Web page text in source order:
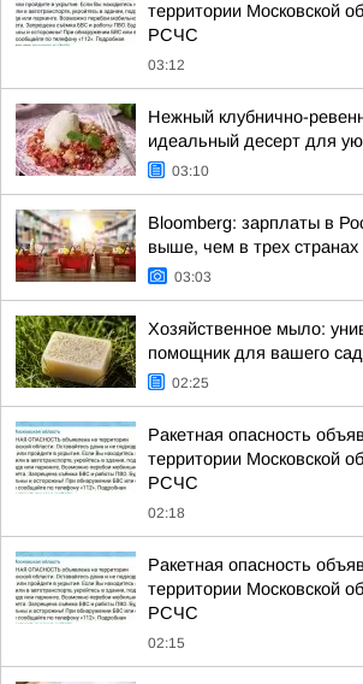
территории Московской
РСЧС
03:12
Нежный клубнично-
идеальный десерт для
03:10
Bloomberg: зарплаты в
выше, чем в трех
03:03
Хозяйственное мыло:
помощник для вашего
02:25
Ракетная опасность
территории Московской
РСЧС
02:18
Ракетная опасность
территории Московской
РСЧС
02:15